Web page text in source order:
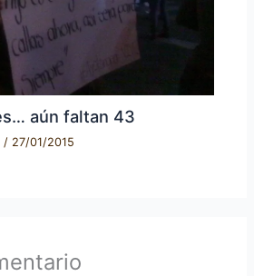
aún faltan 43
/ 27/01/2015